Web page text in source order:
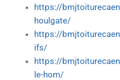
https://
houlgate/
https://
ifs/
https://
le-hom/